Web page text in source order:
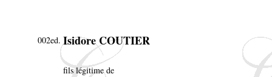
002ed. Isidore COUTIER
fils légitime de